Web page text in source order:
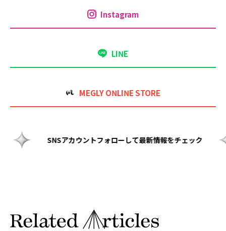
Instagram
LINE
MEGLY ONLINE STORE
新情報をチェック SNSアカウントフォローして最新